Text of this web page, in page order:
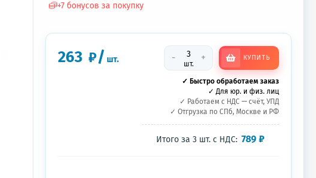
+7 бонусов за покупку
263 ₽/ шт. -
шт.
+ КУПИТЬ
✓ Быстро обработаем заказ
✓ Для юр. и физ. лиц
✓ Работаем с НДС — счёт, УПД
✓ Отгрузка по СПб, Москве и РФ
Итого за3 шт. с НДС: 789₽